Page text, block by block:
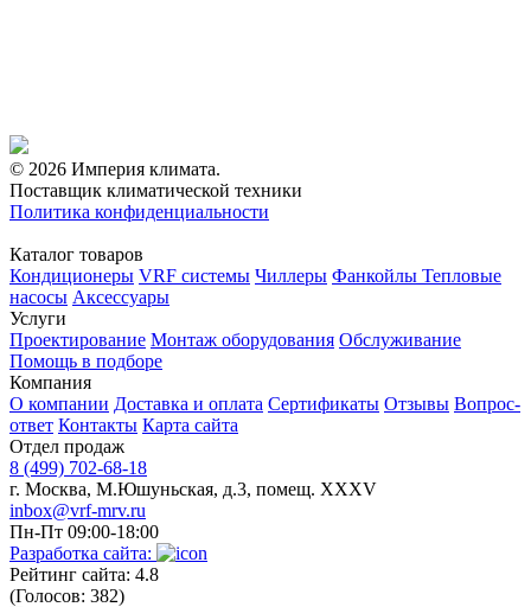
© 2026 Империя климата.
Поставщик климатической техники
Политика конфиденциальности
Каталог товаров
Кондиционеры VRF системы Чиллеры Фанкойлы Тепловые
насосы Аксессуары
Услуги
Проектирование Монтаж оборудования Обслуживание
Помощь в подборе
Компания
О компании Доставка и оплата Сертификаты Отзывы Вопрос-
ответ Контакты Карта сайта
Отдел продаж
8 (499) 702-68-18
г. Москва, М.Юшуньская, д.3, помещ. XXXV
inbox@vrf-mrv.ru
Пн-Пт 09:00-18:00
Разработка сайта:
Рейтинг сайта: 4.8
(Голосов: 382)